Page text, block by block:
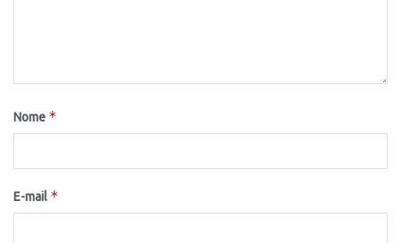
Nome *
E-mail *